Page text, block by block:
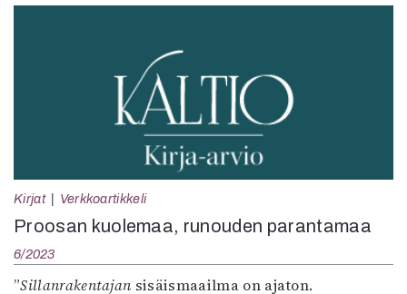
Kirjat Verkkoartikkeli
Proosan kuolemaa, runouden parantamaa
6/2023
”Sillanrakentajan sisäismaailma on ajaton.